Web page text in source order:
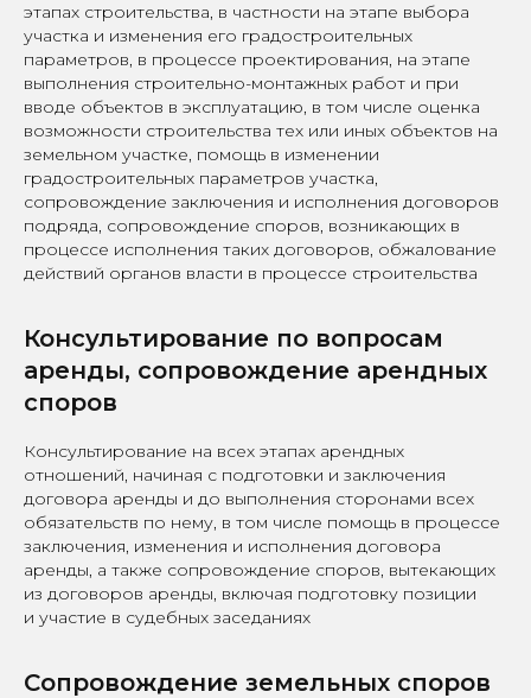
этапах строительства, в частности на этапе выбора
участка и изменения его градостроительных
параметров, в процессе проектирования, на этапе
выполнения строительно-монтажных работ и при
вводе объектов в эксплуатацию, в том числе оценка
возможности строительства тех или иных объектов на
земельном участке, помощь в изменении
градостроительных параметров участка,
сопровождение заключения и исполнения договоров
подряда, сопровождение споров, возникающих в
процессе исполнения таких договоров, обжалование
действий органов власти в процессе строительства
Консультирование по вопросам
аренды, сопровождение арендных
споров
Консультирование на всех этапах арендных
отношений, начиная с подготовки и заключения
договора аренды и до выполнения сторонами всех
обязательств по нему, в том числе помощь в процессе
заключения, изменения и исполнения договора
аренды, а также сопровождение споров, вытекающих
из договоров аренды, включая подготовку позиции
и участие в судебных заседаниях
Сопровождение земельных споров